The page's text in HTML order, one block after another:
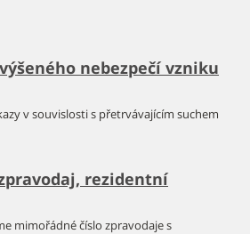
nebezpečí vzniku
v souvislosti s přetrvávajícím suchem
rezidentní
mimořádné číslo zpravodaje s